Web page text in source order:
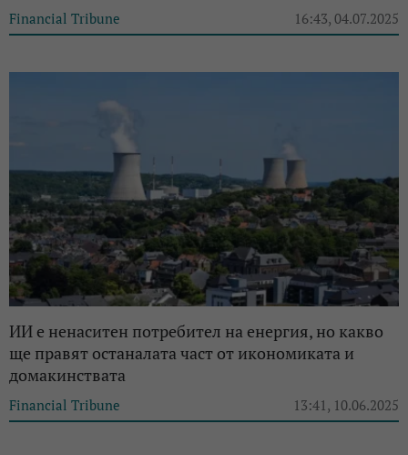
Financial Tribune 16:43, 04.07.2025
ИИ е ненаситен потребител на енергия, но какво
ще правят останалата част от икономиката и
домакинствата
Financial Tribune 13:41, 10.06.2025